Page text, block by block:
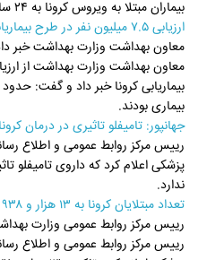
بیماران مبتلا به ویروس کرونا به ۲۴ ساعت خبر داد.
ارزیابی ۷.۵ میلیون نفر در طرح بیماریابی کرونا
معاون بهداشت وزارت بهداشت خبر
بیماری بودند.
جهانپور: تامیفلو تاثیری در درمان
رییس مرکز روابط عمومی و اطلاع
پزشکی اعلام کرد که داروی تامیفلو
ندارد.
تعداد مبتلایان کرونا به ۱۳ هزار و ۹۳۸ نفر رسید
رییس مرکز روابط عمومی وزارت
رییس مرکز روابط عمومی و اطلاع